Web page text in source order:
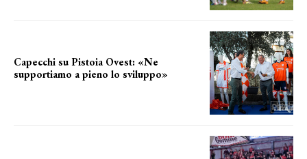
Capecchi su Pistoia Ovest: «Ne
supportiamo a pieno lo sviluppo»